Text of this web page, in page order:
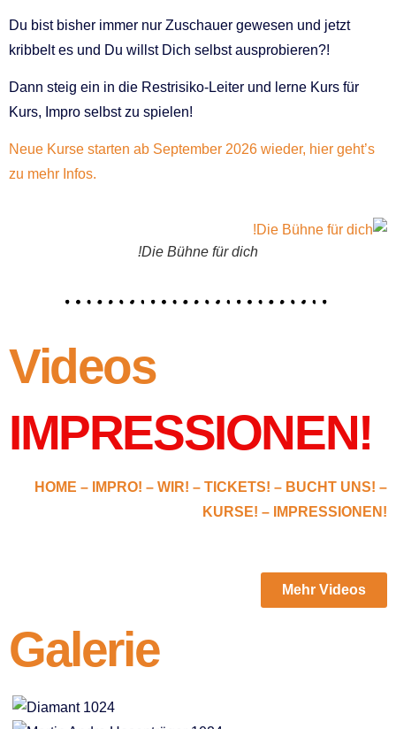
Du bist bisher immer nur Zuschauer gewesen und jetzt
kribbelt es und Du willst Dich selbst ausprobieren?!
Dann steig ein in die Restrisiko-Leiter und lerne Kurs für
Kurs, Impro selbst zu spielen!
Neue Kurse starten ab September 2026 wieder, hier geht’s
zu mehr Infos.
Die Bühne für dich!
Videos
IMPRESSIONEN!
HOME – IMPRO! – WIR! – TICKETS! – BUCHT UNS! –
KURSE! – IMPRESSIONEN!
Mehr Videos
Galerie